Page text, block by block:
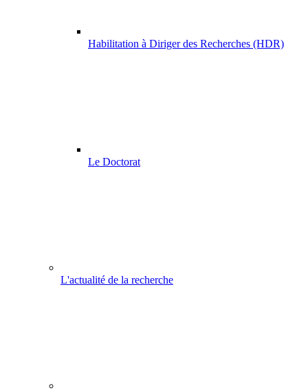
Habilitation à Diriger des Recherches (HDR)
Le Doctorat
L'actualité de la recherche